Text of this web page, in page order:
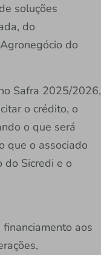
soluções
do
do
Safra 2025/2026,
o crédito, o
o que será
que o associado
do Sicredi e o
aos